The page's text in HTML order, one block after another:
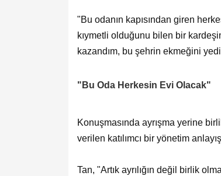
"Bu odanın kapısından giren
kıymetli olduğunu bilen bir
kazandım, bu şehrin ekmeğini
"Bu Oda Herkesin Evi Olacak"
Konuşmasında ayrışma yerine
verilen katılımcı bir yönetim
Tan, "Artık ayrılığın değil birlik